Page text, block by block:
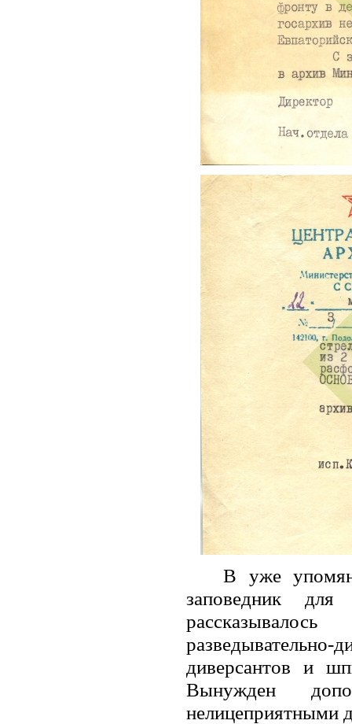
В уже
заповедник
диверсантов и
Вынужден
нелицеприятными